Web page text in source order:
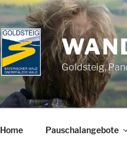
Goldsteig,
Home Pauschalangebote